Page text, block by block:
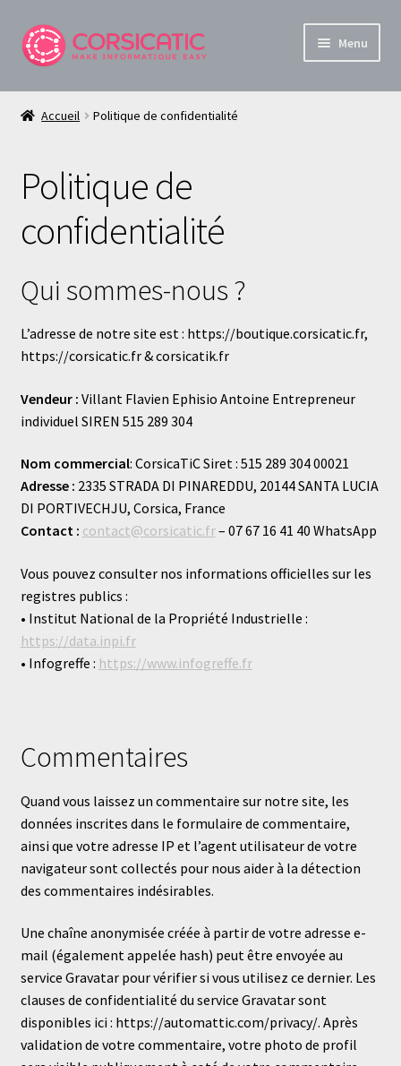
Aller
à
Aller
au
Menu
Boutique Informatique et Sécurité en Corse
Conditions Générales de Vente
Livraison et frais de port
Paiement sécurisé
Politique de retours et remboursements
Mon compte
Panier
Live
Accueil Politique de confidentialité
Politique de
confidentialité
Qui sommes-nous ?
L’adresse de notre site est : https://boutique.corsicatic.fr,
https://corsicatic.fr & corsicatik.fr
Vendeur : Villant Flavien Ephisio Antoine Entrepreneur
individuel SIREN 515 289 304
Nom commercial: CorsicaTiC Siret : 515 289 304 00021
Adresse : 2335 STRADA DI PINAREDDU, 20144 SANTA LUCIA
DI PORTIVECHJU, Corsica, France
Contact : contact@corsicatic.fr– 07 67 16 41 40 WhatsApp
Vous pouvez consulter nos informations officielles sur les
registres publics :
• Institut National de la Propriété Industrielle :
https://data.inpi.fr
• Infogreffe : https://www.infogreffe.fr
Commentaires
Quand vous laissez un commentaire sur notre site, les
données inscrites dans le formulaire de commentaire,
ainsi que votre adresse IP et l’agent utilisateur de votre
navigateur sont collectés pour nous aider à la détection
des commentaires indésirables.
Une chaîne anonymisée créée à partir de votre adresse e-
mail (également appelée hash) peut être envoyée au
service Gravatar pour vérifier si vous utilisez ce dernier. Les
clauses de confidentialité du service Gravatar sont
disponibles ici : https://automattic.com/privacy/. Après
validation de votre commentaire, votre photo de profil